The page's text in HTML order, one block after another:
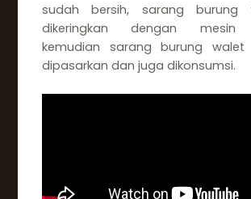
sudah bersih, sarang burung
dikeringkan dengan mesin
kemudian sarang burung
dipasarkan dan juga dikonsumsi.